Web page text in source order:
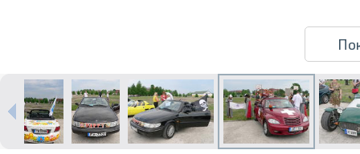
Печать в течение 1 часа в Риге –
закажите онлайн